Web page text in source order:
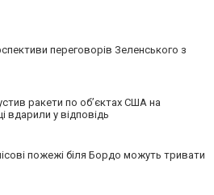
переговорів Зеленського з
ракети по обʼєктах США на
вдарили у відповідь
пожежі біля Бордо можуть тривати